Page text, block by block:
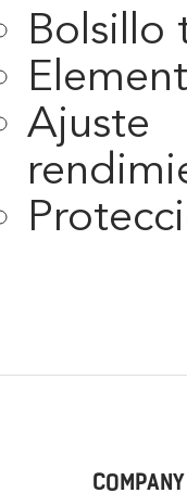
Bolsillo
Ajuste
COMPANY